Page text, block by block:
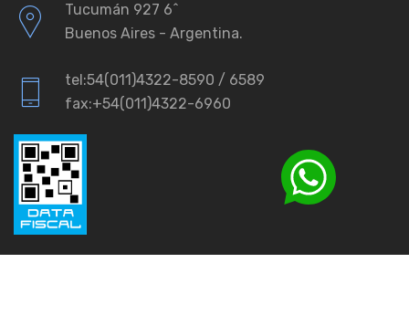
Tucumán 927 6ˆ
Buenos Aires - Argentina.
tel:54(011)4322-8590 / 6589
fax:+54(011)4322-6960